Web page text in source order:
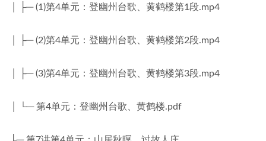
│ ├─ (1)第4单元：登幽州台歌、黄鹤楼第1段.mp4
│ ├─ (2)第4单元：登幽州台歌、黄鹤楼第2段.mp4
│ ├─ (3)第4单元：登幽州台歌、黄鹤楼第3段.mp4
│ └─ 第4单元：登幽州台歌、黄鹤楼.pdf